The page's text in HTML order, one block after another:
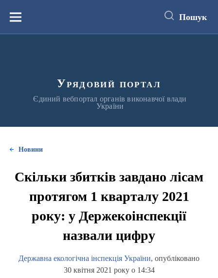
вмістуМеню Пошук
Урядовий портал
Єдиний вебпортал органів виконавчої влади
України
Новини
Скільки збитків завдано лісам
протягом 1 кварталу 2021
року: у Держекоінспекції
назвали цифру
Державна екологічна інспекція України, опубліковано
30 квітня 2021 року о 14:34